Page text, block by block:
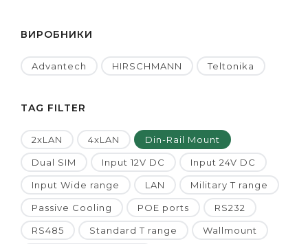
ВИРОБНИКИ
Advantech HIRSCHMANN Teltonika
TAG FILTER
2xLAN 4xLAN Din-Rail Mount
Dual SIM Input 12V DC Input 24V DC
Input Wide range LAN Military T range
Passive Cooling POE ports RS232
RS485 Standard T range Wallmount